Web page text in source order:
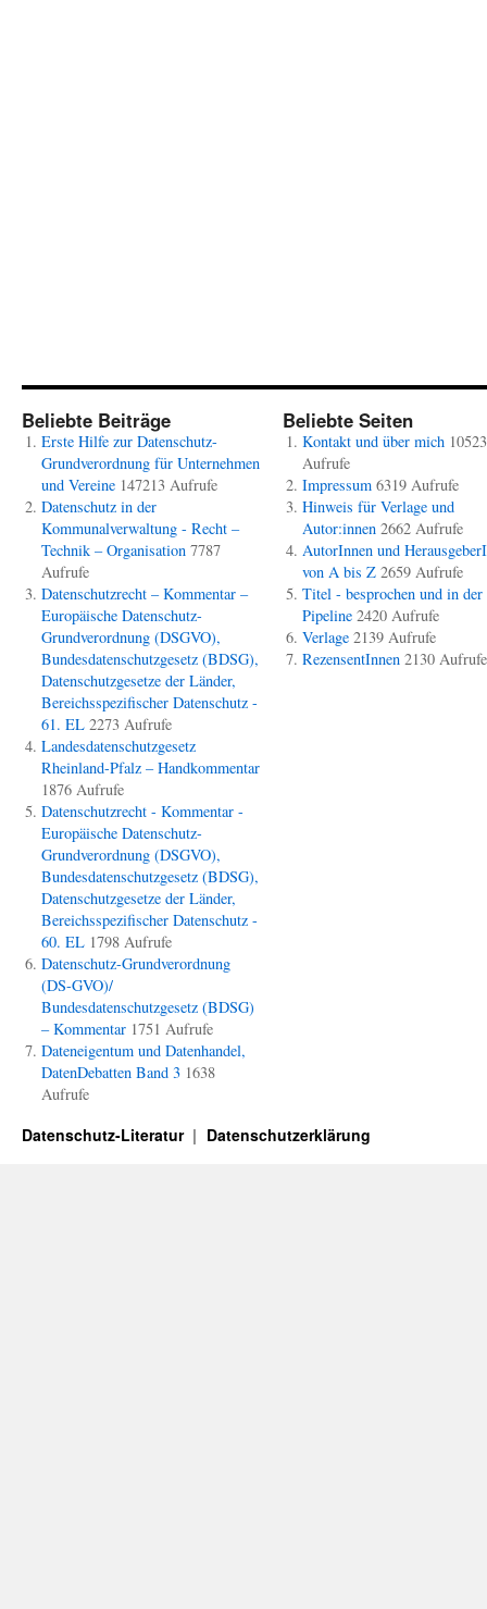
Beliebte Beiträge
Erste Hilfe zur Datenschutz-
Grundverordnung für Unternehmen
und Vereine 147213 Aufrufe
Datenschutz in der
Kommunalverwaltung - Recht –
Technik – Organisation 7787
Aufrufe
Datenschutzrecht – Kommentar –
Europäische Datenschutz-
Grundverordnung (DSGVO),
Bundesdatenschutzgesetz (BDSG),
Datenschutzgesetze der Länder,
Bereichsspezifischer Datenschutz -
61. EL 2273 Aufrufe
Landesdatenschutzgesetz
Rheinland-Pfalz – Handkommentar
1876 Aufrufe
Datenschutzrecht - Kommentar -
Europäische Datenschutz-
Grundverordnung (DSGVO),
Bundesdatenschutzgesetz (BDSG),
Datenschutzgesetze der Länder,
Bereichsspezifischer Datenschutz -
60. EL 1798 Aufrufe
Datenschutz-Grundverordnung
(DS-GVO)/
Bundesdatenschutzgesetz (BDSG)
– Kommentar 1751 Aufrufe
Dateneigentum und Datenhandel,
DatenDebatten Band 3 1638
Aufrufe
Beliebte Seiten
Kontakt und über mich 10523
Aufrufe
Impressum 6319 Aufrufe
Hinweis für Verlage und
Autor:innen 2662 Aufrufe
AutorInnen und
von A bis Z 2659 Aufrufe
Titel - besprochen und in der
Pipeline 2420 Aufrufe
Verlage 2139 Aufrufe
RezensentInnen 2130 Aufrufe
Datenschutz-Literatur Datenschutzerklärung